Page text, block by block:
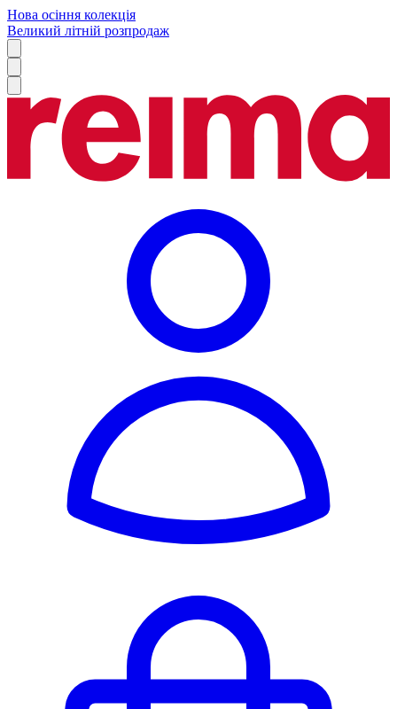
Нова осіння колекція
Великий літній розпродаж